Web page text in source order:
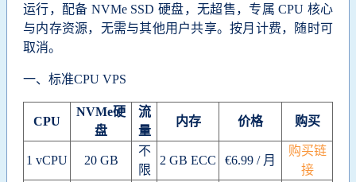
运行，配备 NVMe SSD 硬盘，无超售，专属 CPU 核心
与内存资源，无需与其他用户共享。按月计费，随时可
取消。
一、标准CPU VPS
CPU
NVMe硬
盘
流
量
内存 价格 购买
1 vCPU 20 GB
不
限
2 GB ECC €6.99 / 月
购买链
接